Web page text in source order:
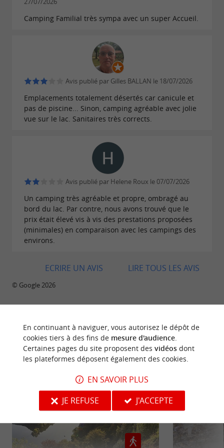
Lodge Cocoon :
Chambres
Cet hébergement insolite en toile et bois de
6 vacanciers
terrasse semi-ombragée, avec vue sur le plan
d'eau, est parfaite pour profiter pleinement de
l'environnement naturel.
convivial avec canapé et rangements
cuisine aménagée et équipée
de bain avec toilettes séparées
. Côté nuit,
chacun dispose de son espace grâce aux trois
chambres: lit double, lits simples ou lits
superposés.
Possibilité d'accueillir jusqu'à 8 personnes grâce
Chambres
idéal pour un séjour en toute simplicité.
Avec sa terrasse semi-couverte, sa cuisine toute
équipée, sa chambre parentale et celle pour les
enfants, il vous offre tout le nécessaire pour un
séjour réussit !
4/5 personnes -
2 Chambres
27/07/2026
Camping Familial très sympa avec un super Accueil.
Avis publié par Gilles BALLAN le 18/07/2026
Emplacements totalement désertés car canicule et
pas de piscine... Sinon, camping agréable avec jolie
vue sur le lac. Sanitaires très corrects.
Avis publié par Helene Roux le 07/07/2026
Un camping très agréable et propre, ombragé au
bord du lac. Par contre, nous avons trouvé que le
prix était élevé vis à vis des prestations proposées
(minimales) en comparaison avec les campings des
environs.
LIRE TOUS LES AVIS
ECRIRE UN AVIS
© Google 2026
BALADESÀ PROXIMITÉ
En continuant à naviguer, vous autorisez le dépôt de
cookies tiers à des fins de mesure d'audience.
Certaines pages du site proposent des vidéosdont
les plateformes déposent également des cookies.
EN SAVOIR PLUS
JE REFUSE
J'ACCEPTE